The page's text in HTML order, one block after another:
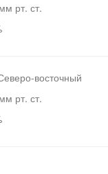
рт. ст.
восточный
рт. ст.